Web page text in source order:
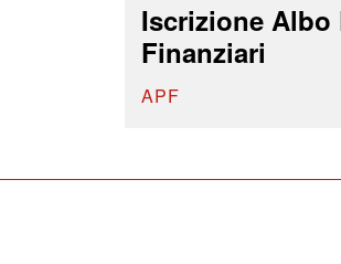
Iscrizione Albo
Finanziari
APF